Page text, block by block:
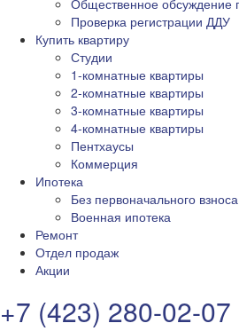
Общественное обсуждение
Проверка регистрации ДДУ
Купить квартиру
Студии
1-комнатные квартиры
2-комнатные квартиры
3-комнатные квартиры
4-комнатные квартиры
Пентхаусы
Коммерция
Ипотека
Без первоначального взноса
Военная ипотека
Ремонт
Отдел продаж
Акции
+7 (423) 280-02-07